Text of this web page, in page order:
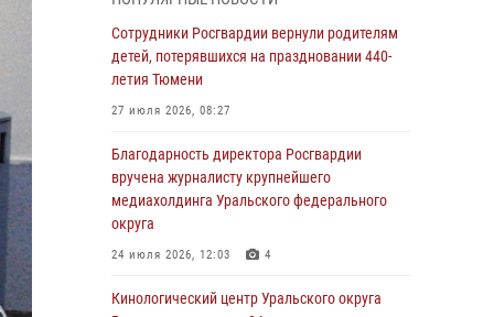
напоминают о мерах безопасности
06 августа 2026, 12:33 2
области» в рамках акции «Храним огонь
06 августа 2026, 04:41 3
Росгвардейцы в Тюменской области почтили
Яковлева
Сотрудники Росгвардии вернули родителям
детей, потерявшихся на праздновании 440-
летия Тюмени
27 июля 2026, 08:27
Благодарность директора Росгвардии
вручена журналисту крупнейшего
медиахолдинга Уральского федерального
округа
24 июля 2026, 12:03 4
Кинологический центр Уральского округа